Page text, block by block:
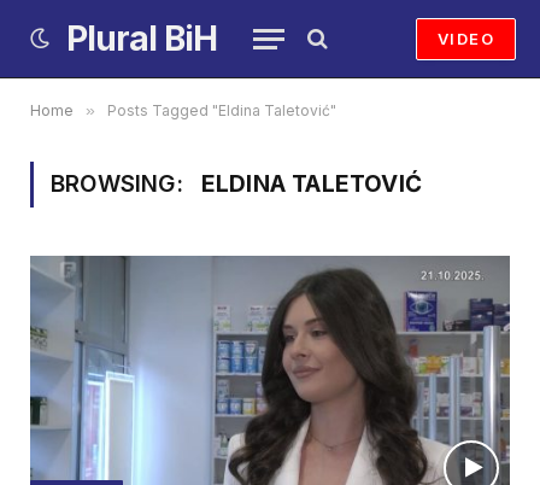
Plural BiH VIDEO
Home » Posts Tagged "Eldina Taletović"
BROWSING: ELDINA TALETOVIĆ